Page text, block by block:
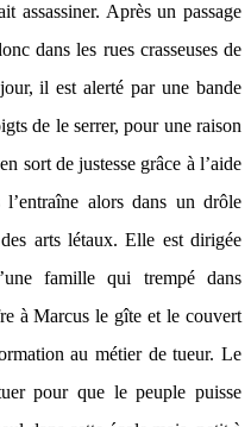
assassiner. Après un passage
dans les rues crasseuses de
il est alerté par une bande
de le serrer, pour une raison
sort de justesse grâce à l’aide
alors dans un drôle
arts létaux. Elle est dirigée
famille qui trempé dans
à Marcus le gîte et le couvert
au métier de tueur. Le
pour que le peuple puisse